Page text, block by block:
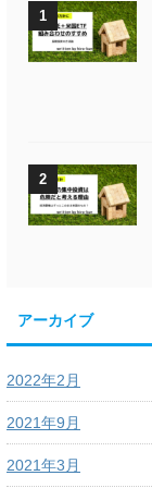
1
2
アーカイブ
2022年2月
2021年9月
2021年3月